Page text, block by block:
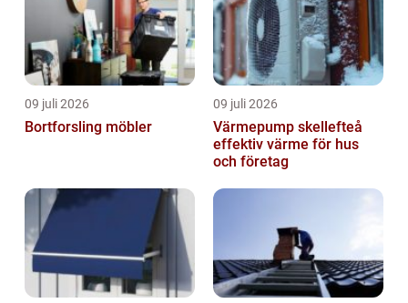
09 juli 2026
Bortforsling möbler
09 juli 2026
Värmepump skellefteå
effektiv värme för hus
och företag